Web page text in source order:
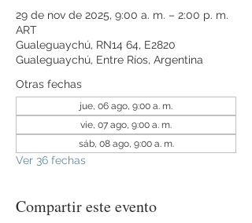
29 de nov de 2025, 9:00 a. m. – 2:00 p. m.
ART
Gualeguaychú, RN14 64, E2820
Gualeguaychú, Entre Ríos, Argentina
Otras fechas
jue, 06 ago, 9:00 a. m.
vie, 07 ago, 9:00 a. m.
sáb, 08 ago, 9:00 a. m.
Ver 36 fechas
Compartir este evento